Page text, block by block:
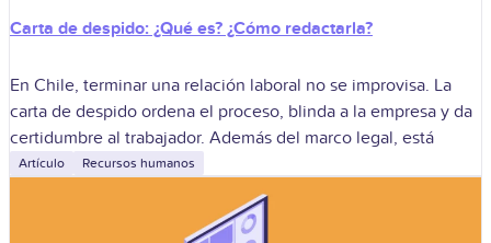
Carta de despido: ¿Qué es? ¿Cómo redactarla?
En Chile, terminar una relación laboral no se improvisa. La
carta de despido ordena el proceso, blinda a la empresa y da
certidumbre al trabajador. Además del marco legal, está
Artículo Recursos humanos